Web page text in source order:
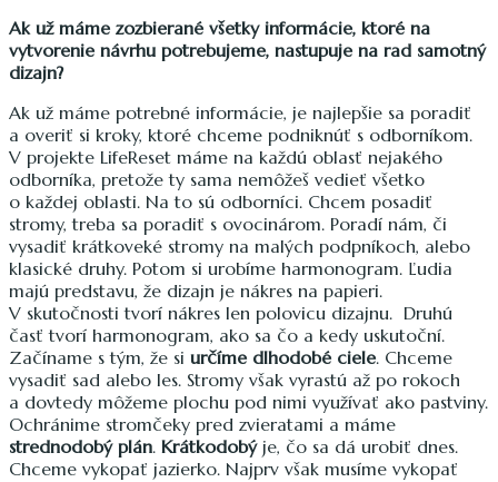
Ak už máme zozbierané všetky informácie, ktoré na
vytvorenie návrhu potrebujeme, nastupuje na rad samotný
dizajn?
Ak už máme potrebné informácie, je najlepšie sa poradiť
a overiť si kroky, ktoré chceme podniknúť s odborníkom.
V projekte LifeReset máme na každú oblasť nejakého
odborníka, pretože ty sama nemôžeš vedieť všetko
o každej oblasti. Na to sú odborníci. Chcem posadiť
stromy, treba sa poradiť s ovocinárom. Poradí nám, či
vysadiť krátkoveké stromy na malých podpníkoch, alebo
klasické druhy. Potom si urobíme harmonogram. Ľudia
majú predstavu, že dizajn je nákres na papieri.
V skutočnosti tvorí nákres len polovicu dizajnu. Druhú
časť tvorí harmonogram, ako sa čo a kedy uskutoční.
Začíname s tým, že si určíme dlhodobé ciele. Chceme
vysadiť sad alebo les. Stromy však vyrastú až po rokoch
a dovtedy môžeme plochu pod nimi využívať ako pastviny.
Ochránime stromčeky pred zvieratami a máme
strednodobý plán. Krátkodobý je, čo sa dá urobiť dnes.
Chceme vykopať jazierko. Najprv však musíme vykopať